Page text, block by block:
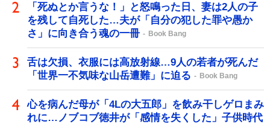
「死ぬとか言うな！」と怒鳴った日、妻は2人の子
を残して自死した…夫が「自分の犯した罪や愚か
さ」に向き合う魂の一冊
Book Bang
舌は欠損、衣服には高放射線…9人の若者が死んだ
「世界一不気味な山岳遭難」に迫る
Book Bang
心を病んだ母が「4Lの大五郎」を飲み干しゲロまみ
れに…ノブコブ徳井が「感情を失くした」子供時代